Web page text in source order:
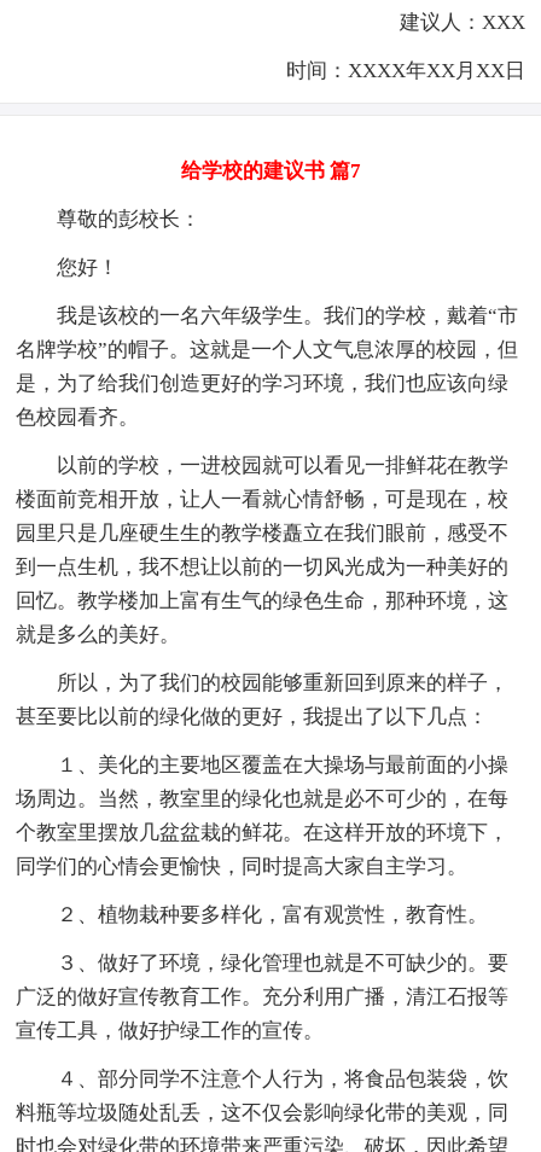
建议人：XXX
时间：XXXX年XX月XX日
给学校的建议书 篇7
尊敬的彭校长：
您好！
我是该校的一名六年级学生。我们的学校，戴着“市
名牌学校”的帽子。这就是一个人文气息浓厚的校园，但
是，为了给我们创造更好的学习环境，我们也应该向绿
色校园看齐。
以前的学校，一进校园就可以看见一排鲜花在教学
楼面前竞相开放，让人一看就心情舒畅，可是现在，校
园里只是几座硬生生的教学楼矗立在我们眼前，感受不
到一点生机，我不想让以前的一切风光成为一种美好的
回忆。教学楼加上富有生气的绿色生命，那种环境，这
就是多么的美好。
所以，为了我们的校园能够重新回到原来的样子，
甚至要比以前的绿化做的更好，我提出了以下几点：
１、美化的主要地区覆盖在大操场与最前面的小操
场周边。当然，教室里的绿化也就是必不可少的，在每
个教室里摆放几盆盆栽的鲜花。在这样开放的环境下，
同学们的心情会更愉快，同时提高大家自主学习。
２、植物栽种要多样化，富有观赏性，教育性。
３、做好了环境，绿化管理也就是不可缺少的。要
广泛的做好宣传教育工作。充分利用广播，清江石报等
宣传工具，做好护绿工作的宣传。
４、部分同学不注意个人行为，将食品包装袋，饮
料瓶等垃圾随处乱丢，这不仅会影响绿化带的美观，同
时也会对绿化带的环境带来严重污染、破坏，因此希望